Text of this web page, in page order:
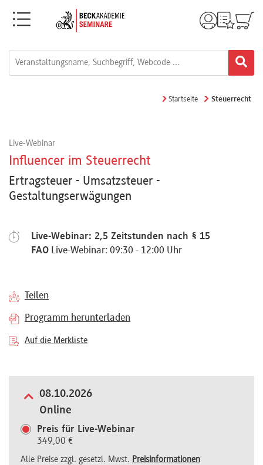
Menü
Learnings
Kontakt
Über
Preisvorteile
Startseite Steuerrecht
Live-Webinar
Influencer im Steuerrecht
Ertragsteuer - Umsatzsteuer -
Gestaltungserwägungen
Live-Webinar: 2,5 Zeitstunden nach § 15
FAO Live-Webinar: 09:30 - 12:00 Uhr
Teilen
Programm herunterladen
Auf die Merkliste
08.10.2026
Online
Preis für Live-Webinar
349,00 €
Alle Preise zzgl. gesetzl. Mwst. Preisinformationen